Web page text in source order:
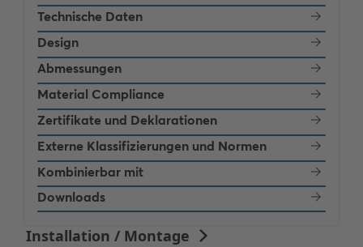
Technische Daten
Design
Abmessungen
Material Compliance
Zertifikate und Deklarationen
Externe Klassifizierungen und Normen
Kombinierbar mit
Downloads